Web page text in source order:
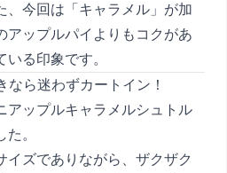
、今回は「キャラメル」が加
アップルパイよりもコクがあ
る印象です。
なら迷わずカートイン！
アップルキャラメルシュトル
。
イズでありながら、ザクザク